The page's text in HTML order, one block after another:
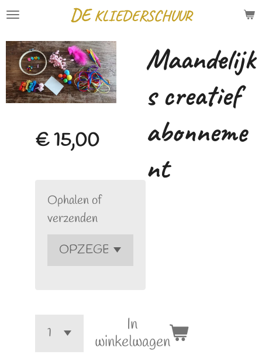
Ga
naar
de
hoofdinhoud
DEKLIEDERSCHUUR
Maandelijk
s creatief
abonneme
nt
€ 15,00
Ophalen of
verzenden
In
winkelwagen